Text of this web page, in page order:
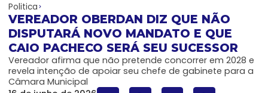
Politica
VEREADOR OBERDAN DIZ QUE NÃO
DISPUTARÁ NOVO MANDATO E QUE
CAIO PACHECO SERÁ SEU SUCESSOR
Vereador afirma que não pretende concorrer em 2028 e
revela intenção de apoiar seu chefe de gabinete para a
Câmara Municipal